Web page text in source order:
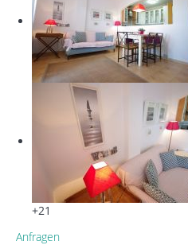
+21
Anfragen